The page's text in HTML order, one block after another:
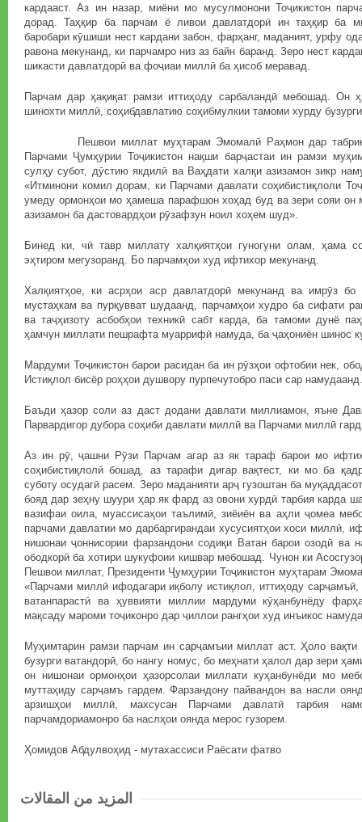
кардааст. Аз ин назар, миёни мо мусулмонони Тоҷикистон
дорад. Таҳқир ба парчам ё ливои давлатдорӣ ин таҳқир ба
баробари кӯшиши нест кардани забон, фарҳанг, маданият, урфу
равона мекунанд, ки парчамро низ аз байн баранд. Зеро нест
шикасти давлатдорӣ ва фоҷиаи миллӣ ба ҳисоб меравад.
Парчам дар ҳақиқат рамзи иттиҳоду сарбаландӣ мебошад. Он
шинохти миллӣ, соҳибдавлатию соҳибмулкии тамоми хурду
Пешвои миллат муҳтарам Эмомалӣ Раҳмон дар
Парчами Ҷумҳурии Тоҷикистон нақши барҷастаи ин рамзи
сулҳу субот, дӯстию якдилӣ ва Ваҳдати халқи азизамон зикр
«Итминони комил дорам, ки Парчами давлати соҳибистиқлоли
умеду ормонҳои мо ҳамеша парафшон хоҳад буд ва зери сояи он
азизамон ба дастовардҳои рӯзафзун ноил хоҳем шуд».
Бинед ки, чӣ тавр миллату халқиятҳои гуногуни олам, ҳама
эҳтиром мегузоранд. Бо парчамҳои худ ифтихор мекунанд.
Халқиятҳое, ки асрҳои аср давлатдорӣ мекунанд ва имрӯз
мустаҳкам ва пурқувват шудаанд, парчамҳои худро ба сифати
ва таҷҳизоту асбобҳои техникӣ сабт карда, ба тамоми дунё
ҳамчун миллати пешрафта муаррифӣ намуда, ба ҷаҳониён шинос
Мардуми Тоҷикистон барои расидан ба ин рӯзҳои офтобии нек,
Истиқлол бисёр роҳҳои душвору пурпечутобро паси сар намудаанд.
Баъди ҳазор соли аз даст додани давлати миллиамон, яъне
Парвардигор дубора соҳиби давлати миллӣ ва Парчами миллӣ
Аз ин рӯ, ҷашни Рӯзи Парчам агар аз як тараф барои мо
соҳибистиқлолӣ бошад, аз тарафи дигар вақтест, ки мо ба
суботу осудагӣ расем. Зеро маданияти арҷ гузоштан ба
бояд дар зеҳну шуури ҳар як фард аз овони хурдӣ тарбия карда
вазифаи оила, муассисаҳои таълимӣ, зиёиён ва аҳли ҷомеа
парчами давлатии мо дарбаргирандаи хусусиятҳои хоси миллӣ,
нишонаи ҷоннисории фарзандони содиқи Ватан барои озодӣ ва
ободкорӣ ба хотири шукуфоии кишвар мебошад. Чунон ки
Пешвои миллат, Президенти Ҷумҳурии Тоҷикистон муҳтарам
«Парчами миллӣ ифодагари иқболу истиқлол, иттиҳоду сарҷамъӣ,
ватанпарастӣ ва ҳуввияти миллии мардуми кӯҳанбунёду
мақсаду мароми тоҷиконро дар ҷиллои рангҳои худ инъикос
Муҳимтарин рамзи парчам ин сарҷамъии миллат аст. Ҳоло
бузурги ватандорӣ, бо нангу номус, бо меҳнати ҳалол дар зери
он нишонаи ормонҳои ҳазорсолаи миллати куҳанбунёди мо
муттаҳиду сарҷамъ гардем. Фарзандону пайвандон ва насли
арзишҳои миллӣ, махсусан Парчами давлатӣ тарбия
парчамдориамонро ба наслҳои оянда мерос гузорем.
Ҳомидов Абдулвоҳид - мутахассиси Раёсати фатво
المزيد من المقالات